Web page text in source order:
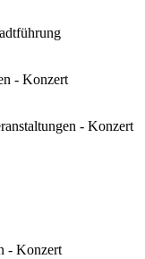
- Konzert
- Konzert
- Konzert